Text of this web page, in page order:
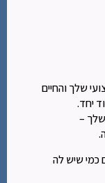
שלך והחיים
יחד.
–
כמי שיש לה